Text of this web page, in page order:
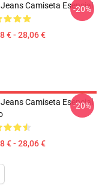
Camiseta Esencial
€ - 28,06 €
-20%
Camiseta Esencial
€ - 28,06 €
-20%